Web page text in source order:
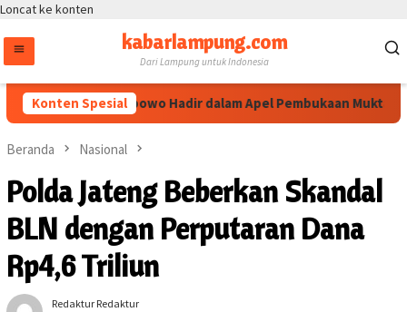
Loncat ke konten
kabarlampung.com
Dari Lampung untuk Indonesia
Konten Spesial
Sigit Prabowo Hadir dalam Apel Pembukaan Muktamar XVI
Beranda Nasional
Polda Jateng Beberkan Skandal
BLN dengan Perputaran Dana
Rp4,6 Triliun
Redaktur Redaktur